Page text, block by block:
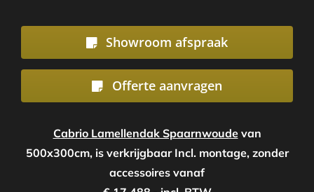
Showroom afspraak
Offerte aanvragen
Cabrio Lamellendak Spaarnwoudevan
500x300cm, is verkrijgbaar Incl. montage, zonder
accessoires vanaf